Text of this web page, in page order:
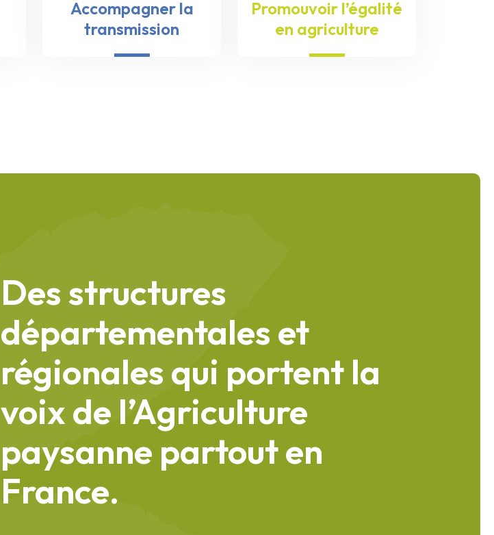
Accompagner la
transmission
Promouvoir l’égalité
en agriculture
Des structures
départementales et
régionales qui portent la
voix de l’Agriculture
paysanne partout en
France.